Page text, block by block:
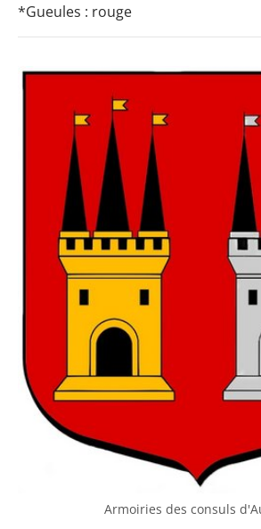
*Gueules : rouge
Armoiries des consuls